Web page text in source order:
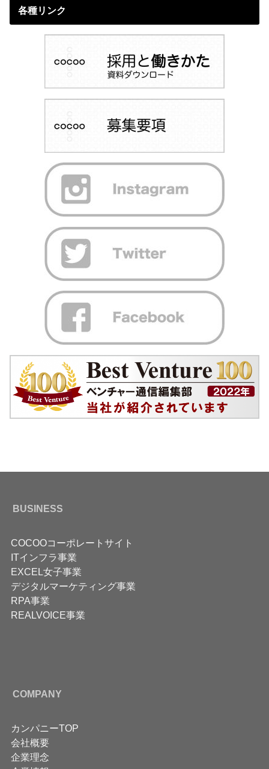
各種リンク
BUSINESS
COCOOコーポレートサイト
ITインフラ事業
EXCEL女子事業
デジタルマーケティング事業
RPA事業
REALVOICE事業
COMPANY
カンパニーTOP
会社概要
企業理念